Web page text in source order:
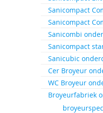
Sanicompact
Sanicompact
Sanicombi
Sanicompact
Sanicubic
Cer Broyeur
WC Broyeur
Broyeurfabriek